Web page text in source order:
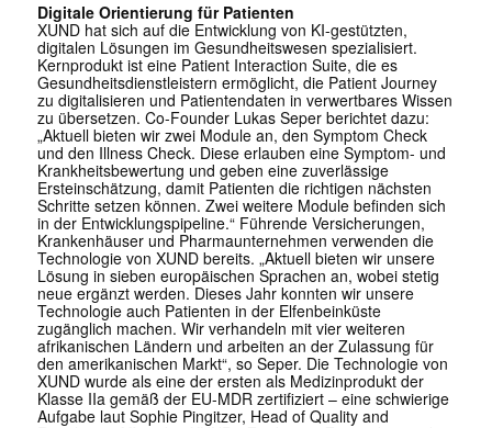
Digitale Orientierung für Patienten
XUND hat sich auf die Entwicklung von KI-gestützten,
digitalen Lösungen im Gesundheitswesen spezialisiert.
Kernprodukt ist eine Patient Interaction Suite, die es
Gesundheitsdienstleistern ermöglicht, die Patient Journey
zu digitalisieren und Patientendaten in verwertbares Wissen
zu übersetzen. Co-Founder Lukas Seper berichtet dazu:
„Aktuell bieten wir zwei Module an, den Symptom Check
und den Illness Check. Diese erlauben eine Symptom- und
Krankheitsbewertung und geben eine zuverlässige
Ersteinschätzung, damit Patienten die richtigen nächsten
Schritte setzen können. Zwei weitere Module befinden sich
in der Entwicklungspipeline.“ Führende Versicherungen,
Krankenhäuser und Pharmaunternehmen verwenden die
Technologie von XUND bereits. „Aktuell bieten wir unsere
Lösung in sieben europäischen Sprachen an, wobei stetig
neue ergänzt werden. Dieses Jahr konnten wir unsere
Technologie auch Patienten in der Elfenbeinküste
zugänglich machen. Wir verhandeln mit vier weiteren
afrikanischen Ländern und arbeiten an der Zulassung für
den amerikanischen Markt“, so Seper. Die Technologie von
XUND wurde als eine der ersten als Medizinprodukt der
Klasse IIa gemäß der EU-MDR zertifiziert – eine schwierige
Aufgabe laut Sophie Pingitzer, Head of Quality and